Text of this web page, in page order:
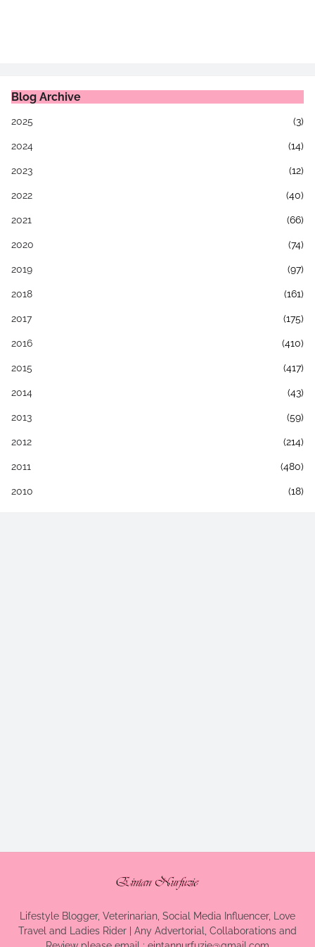
Blog Archive
2025 (3)
2024 (14)
2023 (12)
2022 (40)
2021 (66)
2020 (74)
2019 (97)
2018 (161)
2017 (175)
2016 (410)
2015 (417)
2014 (43)
2013 (59)
2012 (214)
2011 (480)
2010 (18)
Lifestyle Blogger, Veterinarian, Social Media Influencer, Love
Travel and Ladies Rider | Any Advertorial, Collaborations and